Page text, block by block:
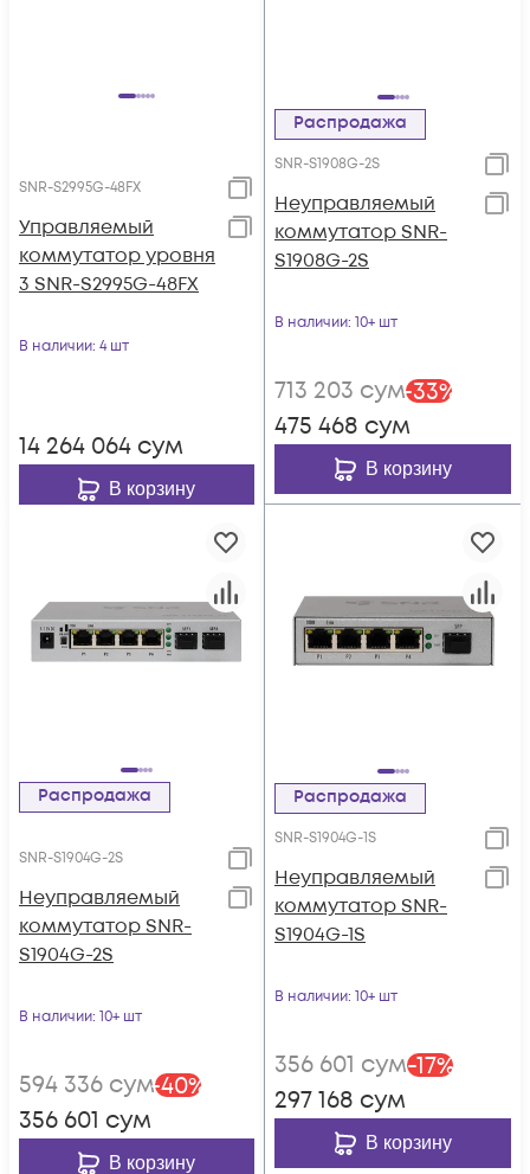
SNR-S2995G-48FX
Управляемый
коммутатор уровня
3 SNR-S2995G-48FX
В наличии: 4 шт
14 264 064 сум
В корзину
Распродажа
SNR-S1908G-2S
Неуправляемый
коммутатор SNR-
S1908G-2S
В наличии: 10+ шт
713 203 сум-33%
475 468 сум
В корзину
Распродажа
SNR-S1904G-2S
Неуправляемый
коммутатор SNR-
S1904G-2S
В наличии: 10+ шт
594 336 сум-40%
356 601 сум
В корзину
Распродажа
SNR-S1904G-1S
Неуправляемый
коммутатор SNR-
S1904G-1S
В наличии: 10+ шт
356 601 сум-17%
297 168 сум
В корзину